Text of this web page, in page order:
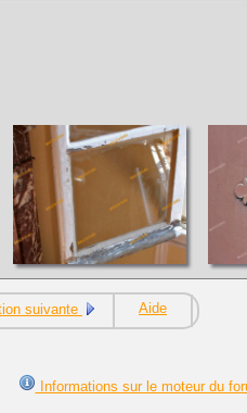
suivante Aide
Informations sur le moteur du